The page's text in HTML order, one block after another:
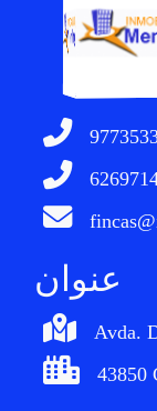
عنوان
Avda.
43850